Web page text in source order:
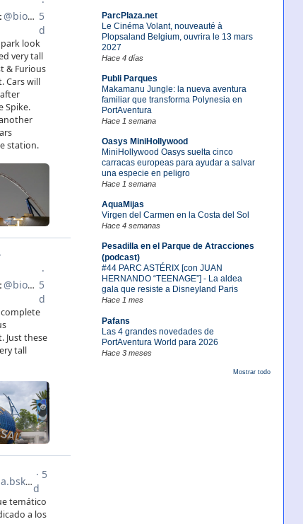
ParcPlaza.net
Le Cinéma Volant, nouveauté à
Plopsaland Belgium, ouvrira le 13 mars
2027
Hace 4 días
Publi Parques
Makamanu Jungle: la nueva aventura
familiar que transforma Polynesia en
PortAventura
Hace 1 semana
Oasys MiniHollywood
MiniHollywood Oasys suelta cinco
carracas europeas para ayudar a salvar
una especie en peligro
Hace 1 semana
AquaMijas
Virgen del Carmen en la Costa del Sol
Hace 4 semanas
Pesadilla en el Parque de Atracciones
(podcast)
#44 PARC ASTÉRIX [con JUAN
HERNANDO “TEENAGE”] - La aldea
gala que resiste a Disneyland Paris
Hace 1 mes
Pafans
Las 4 grandes novedades de
PortAventura World para 2026
Hace 3 meses
Mostrar todo